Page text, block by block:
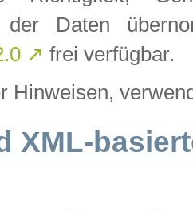
der Daten
↗ frei verfügbar.
Hinweisen,
XML-